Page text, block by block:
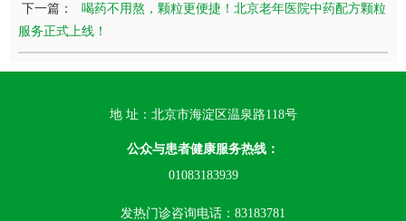
下一篇：
喝药不用熬，颗粒更便捷！北京老年医院中药配方颗粒
服务正式上线！
地 址：北京市海淀区温泉路118号
公众与患者健康服务热线：
01083183939
发热门诊咨询电话：83183781